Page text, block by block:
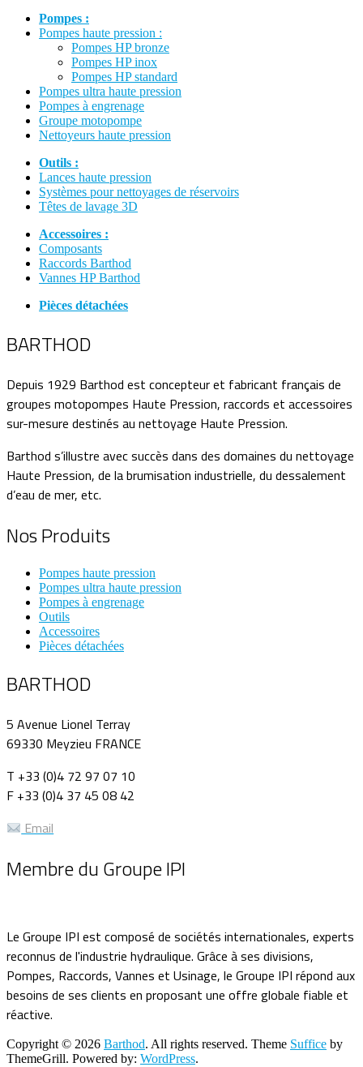
Pompes :
Pompes haute pression :
Pompes HP bronze
Pompes HP inox
Pompes HP standard
Pompes ultra haute pression
Pompes à engrenage
Groupe motopompe
Nettoyeurs haute pression
Outils :
Lances haute pression
Systèmes pour nettoyages de réservoirs
Têtes de lavage 3D
Accessoires :
Composants
Raccords Barthod
Vannes HP Barthod
Pièces détachées
BARTHOD
Depuis 1929 Barthod est concepteur et fabricant français de
groupes motopompes Haute Pression, raccords et accessoires
sur-mesure destinés au nettoyage Haute Pression.
Barthod s’illustre avec succès dans des domaines du nettoyage
Haute Pression, de la brumisation industrielle, du dessalement
d’eau de mer, etc.
Nos Produits
Pompes haute pression
Pompes ultra haute pression
Pompes à engrenage
Outils
Accessoires
Pièces détachées
BARTHOD
5 Avenue Lionel Terray
69330 Meyzieu FRANCE
T +33 (0)4 72 97 07 10
F +33 (0)4 37 45 08 42
Email
Membre du Groupe IPI
Le Groupe IPI est composé de sociétés internationales, experts
reconnus de l'industrie hydraulique. Grâce à ses divisions,
Pompes, Raccords, Vannes et Usinage, le Groupe IPI répond aux
besoins de ses clients en proposant une offre globale fiable et
réactive.
Copyright © 2026 Barthod. All rights reserved. Theme Suffice by
ThemeGrill. Powered by: WordPress.